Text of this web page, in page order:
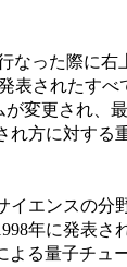
なった際に右
表されたす
が変更され
れ方に対す
エンスの分
年に発表
よる量子チ